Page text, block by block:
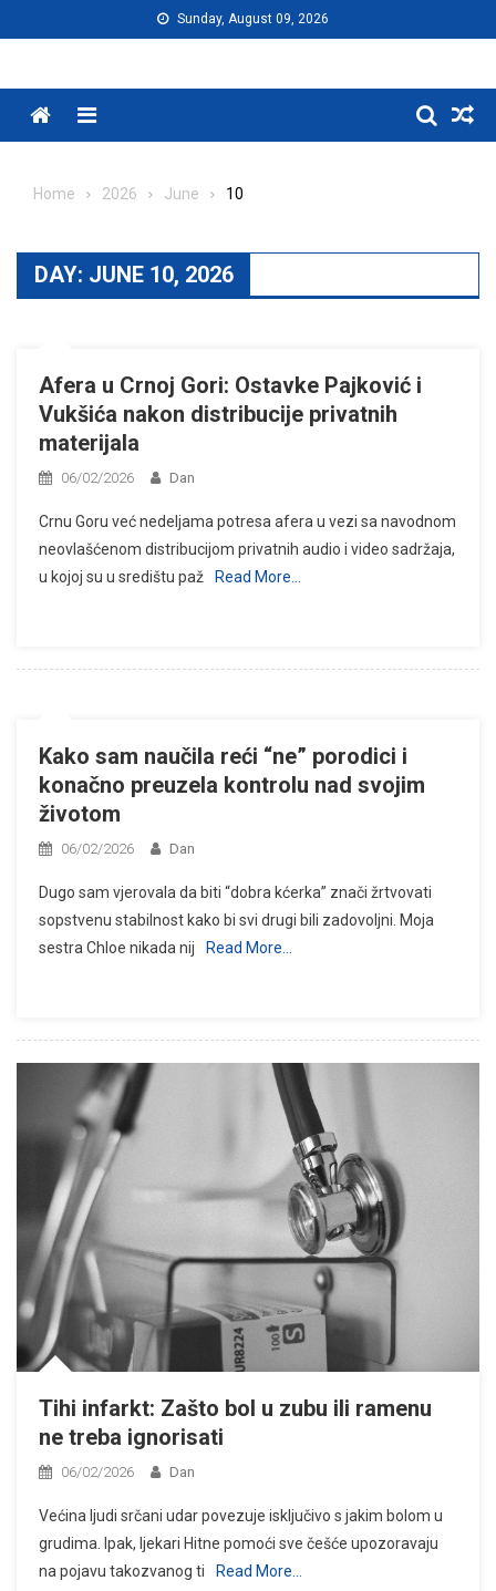
to
Sunday, August 09, 2026
Menu
Home 2026 June 10
DAY: JUNE 10, 2026
Afera u Crnoj Gori: Ostavke Pajković i
Vukšića nakon distribucije privatnih
materijala
06/02/2026 Dan
Crnu Goru već nedeljama potresa afera u vezi sa navodnom
neovlašćenom distribucijom privatnih audio i video sadržaja,
u kojoj su u središtu paž
Read More…
Kako sam naučila reći “ne” porodici i
konačno preuzela kontrolu nad svojim
životom
06/02/2026 Dan
Dugo sam vjerovala da biti “dobra kćerka” znači žrtvovati
sopstvenu stabilnost kako bi svi drugi bili zadovoljni. Moja
sestra Chloe nikada nij
Read More…
Tihi infarkt: Zašto bol u zubu ili ramenu
ne treba ignorisati
06/02/2026 Dan
Većina ljudi srčani udar povezuje isključivo s jakim bolom u
grudima. Ipak, ljekari Hitne pomoći sve češće upozoravaju
na pojavu takozvanog ti
Read More…